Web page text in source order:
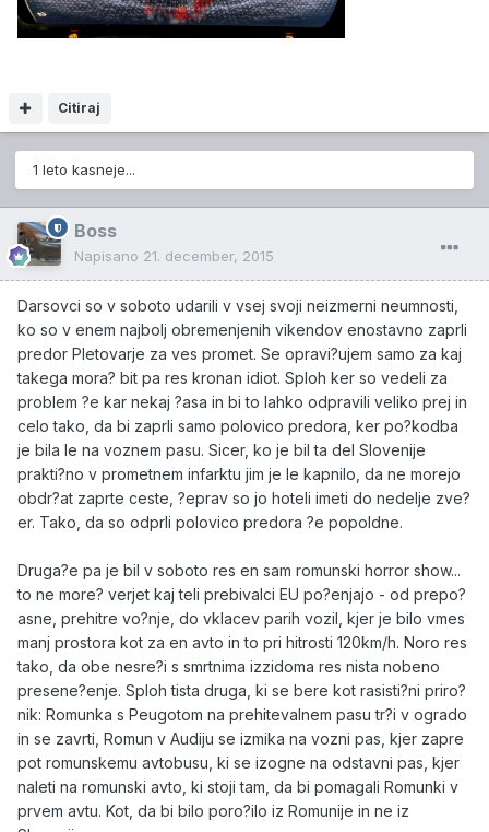
Citiraj
1 leto kasneje...
Boss
Napisano 21. december, 2015
Darsovci so v soboto udarili v vsej svoji neizmerni neumnosti,
ko so v enem najbolj obremenjenih vikendov enostavno zaprli
predor Pletovarje za ves promet. Se opravi?ujem samo za kaj
takega mora? bit pa res kronan idiot. Sploh ker so vedeli za
problem ?e kar nekaj ?asa in bi to lahko odpravili veliko prej in
celo tako, da bi zaprli samo polovico predora, ker po?kodba
je bila le na voznem pasu. Sicer, ko je bil ta del Slovenije
prakti?no v prometnem infarktu jim je le kapnilo, da ne morejo
obdr?at zaprte ceste, ?eprav so jo hoteli imeti do nedelje zve?
er. Tako, da so odprli polovico predora ?e popoldne.
Druga?e pa je bil v soboto res en sam romunski horror show...
to ne more? verjet kaj teli prebivalci EU po?enjajo - od prepo?
asne, prehitre vo?nje, do vklacev parih vozil, kjer je bilo vmes
manj prostora kot za en avto in to pri hitrosti 120km/h. Noro res
tako, da obe nesre?i s smrtnima izzidoma res nista nobeno
presene?enje. Sploh tista druga, ki se bere kot rasisti?ni priro?
nik: Romunka s Peugotom na prehitevalnem pasu tr?i v ogrado
in se zavrti, Romun v Audiju se izmika na vozni pas, kjer zapre
pot romunskemu avtobusu, ki se izogne na odstavni pas, kjer
naleti na romunski avto, ki stoji tam, da bi pomagali Romunki v
prvem avtu. Kot, da bi bilo poro?ilo iz Romunije in ne iz